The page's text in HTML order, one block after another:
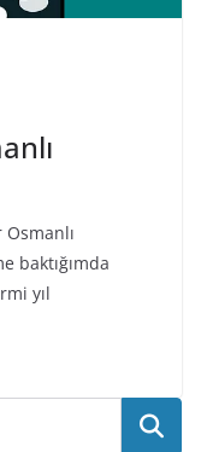
baktığımda
yıl